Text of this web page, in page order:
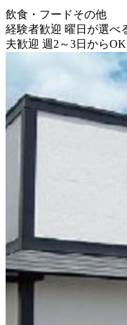
飲食・フードその他
経験者歓迎 曜日が選べ
夫歓迎 週2～3日からOK